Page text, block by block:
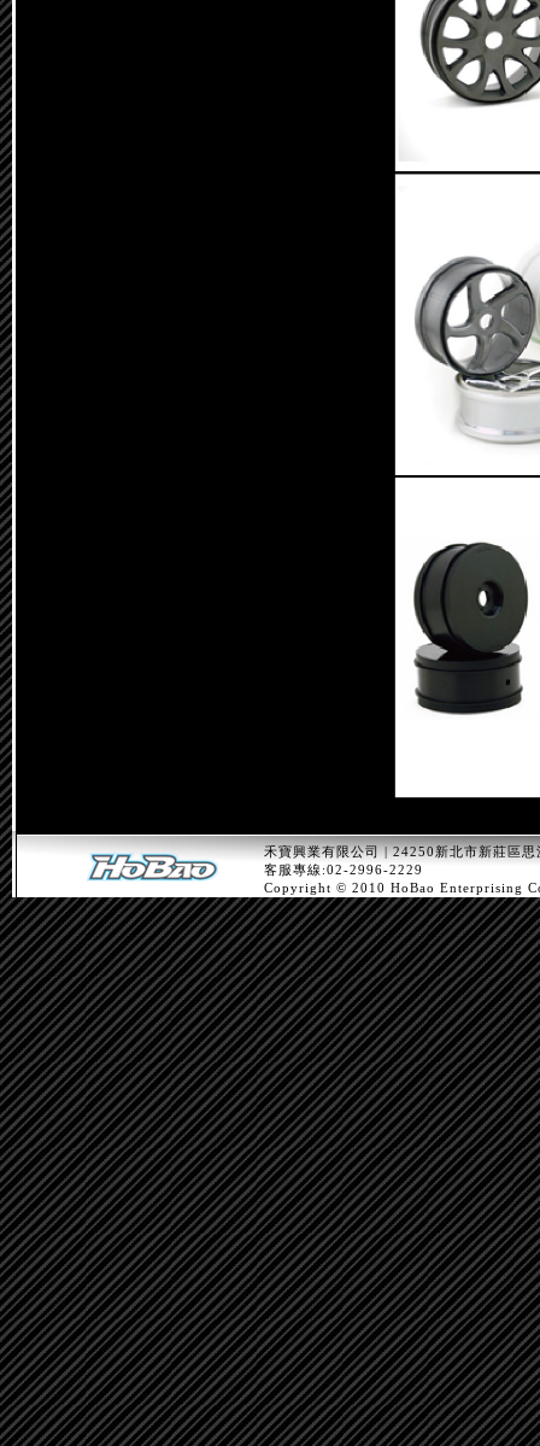
禾寶興業有限公司 | 24250新北市新莊區
客服專線:02-2996-2229
Copyright © 2010 HoBao Enterprising